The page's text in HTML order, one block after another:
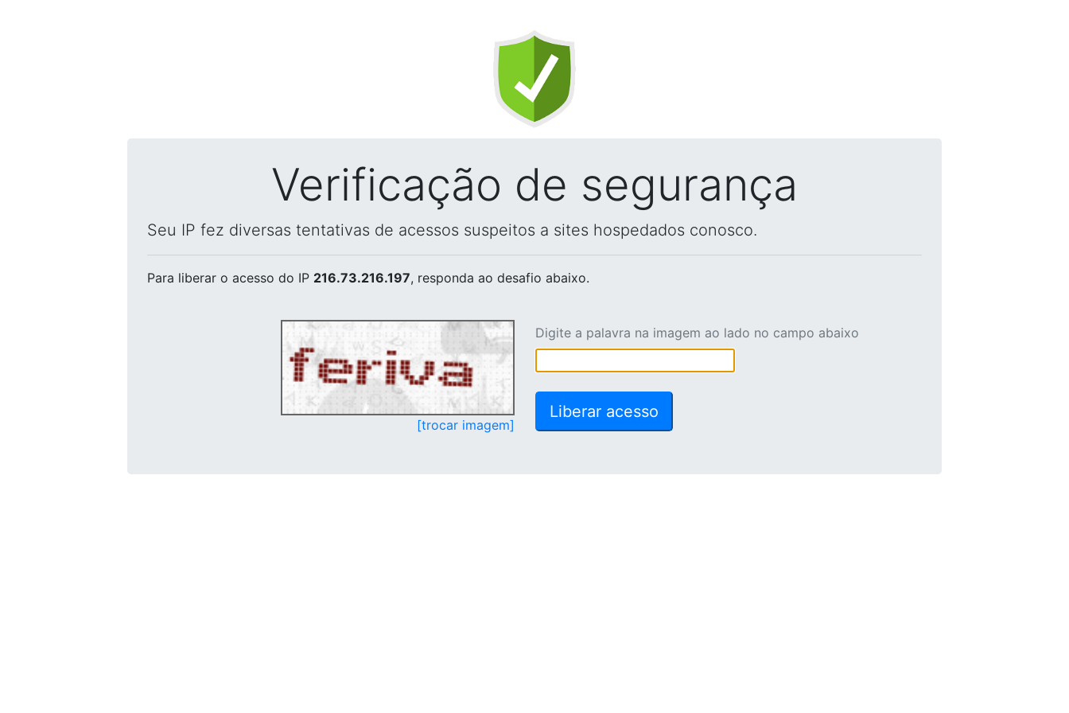
Verificação de segurança
Seu IP fez diversas tentativas de acessos suspeitos a sites hospedados conosco.
Para liberar o acesso do IP 216.73.216.197, responda ao desafio abaixo.
[trocar imagem]
Digite a palavra na imagem ao lado no campo abaixo